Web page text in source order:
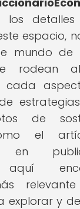
detalles
espacio,
mundo de
rodean al
cada
de
el
en
aquí
explorar y